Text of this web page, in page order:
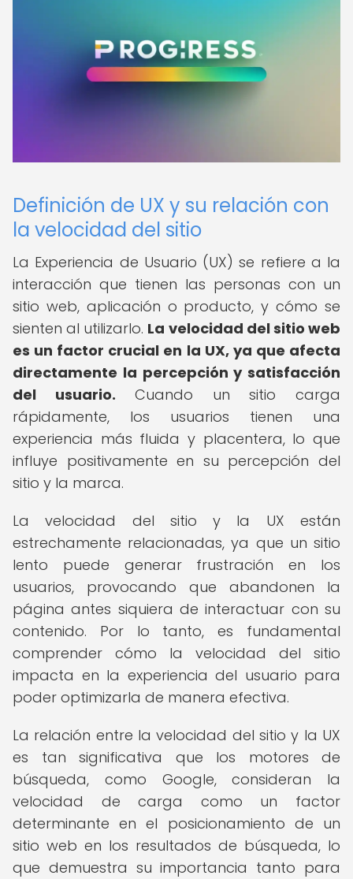
Definición de UX y su relación con
la velocidad del sitio
La Experiencia de Usuario (UX) se refiere a la
interacción que tienen las personas con un
sitio web, aplicación o producto, y cómo se
sienten al utilizarlo. La velocidad del sitio web
es un factor crucial en la UX, ya que afecta
directamente la percepción y satisfacción
del usuario. Cuando un sitio carga
rápidamente, los usuarios tienen una
experiencia más fluida y placentera, lo que
influye positivamente en su percepción del
sitio y la marca.
La velocidad del sitio y la UX están
estrechamente relacionadas, ya que un sitio
lento puede generar frustración en los
usuarios, provocando que abandonen la
página antes siquiera de interactuar con su
contenido. Por lo tanto, es fundamental
comprender cómo la velocidad del sitio
impacta en la experiencia del usuario para
poder optimizarla de manera efectiva.
La relación entre la velocidad del sitio y la UX
es tan significativa que los motores de
búsqueda, como Google, consideran la
velocidad de carga como un factor
determinante en el posicionamiento de un
sitio web en los resultados de búsqueda, lo
que demuestra su importancia tanto para